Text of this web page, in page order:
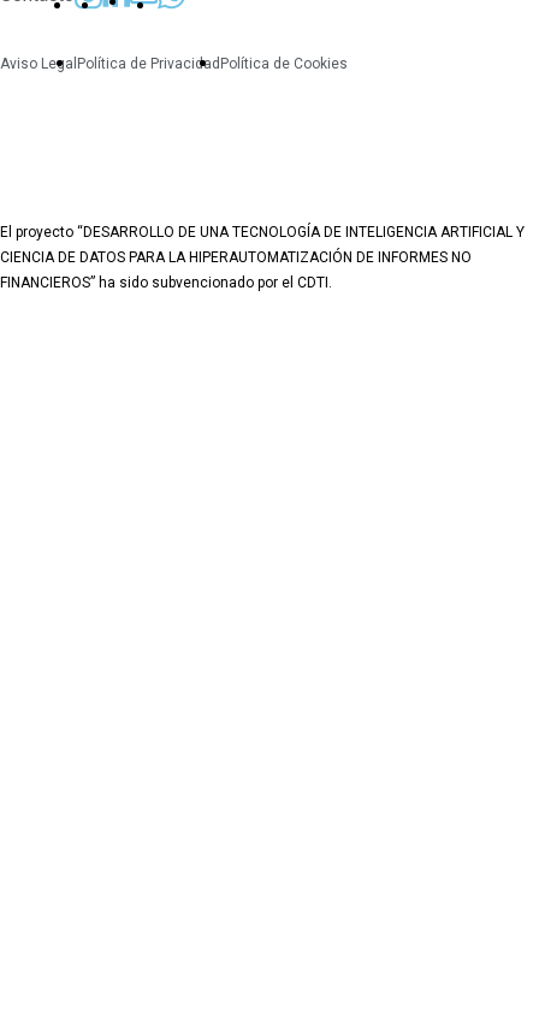
Aviso Legal Política de Privacidad Política de Cookies
El proyecto “DESARROLLO DE UNA TECNOLOGÍA DE INTELIGENCIA ARTIFICIAL Y
CIENCIA DE DATOS PARA LA HIPERAUTOMATIZACIÓN DE INFORMES NO
FINANCIEROS” ha sido subvencionado por el CDTI.